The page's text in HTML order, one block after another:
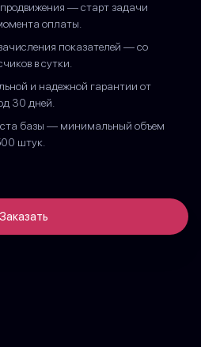
— старт задачи
оплаты.
показателей — со
в сутки.
и надежной гарантии от
30 дней.
базы — минимальный объем
штук.
Заказать